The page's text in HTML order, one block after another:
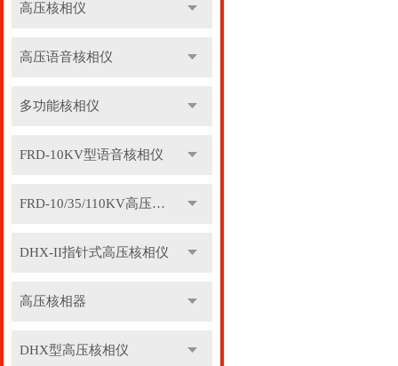
高压核相仪
高压语音核相仪
多功能核相仪
FRD-10KV型语音核相仪
FRD-10/35/110KV高压语音核相器
DHX-II指针式高压核相仪
高压核相器
DHX型高压核相仪